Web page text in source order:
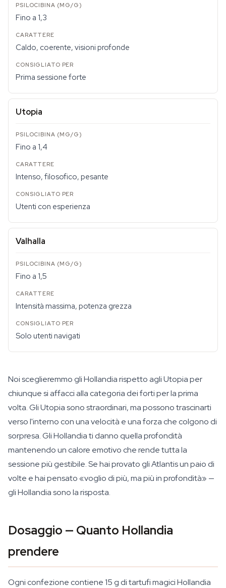
Fino a 1,3
Caldo, coerente, visioni profonde
Prima sessione forte
Utopia
Fino a 1,4
Intenso, filosofico, pesante
Utenti con esperienza
Valhalla
Fino a 1,5
Intensità massima, potenza grezza
Solo utenti navigati
Noi sceglieremmo gli Hollandia rispetto agli Utopia per
chiunque si affacci alla categoria dei forti per la prima
volta. Gli Utopia sono straordinari, ma possono trascinarti
verso l'interno con una velocità e una forza che colgono di
sorpresa. Gli Hollandia ti danno quella profondità
mantenendo un calore emotivo che rende tutta la
sessione più gestibile. Se hai provato gli Atlantis un paio di
volte e hai pensato «voglio di più, ma più in profondità» —
gli Hollandia sono la risposta.
Dosaggio — Quanto Hollandia
prendere
Ogni confezione contiene 15 g di tartufi magici Hollandia